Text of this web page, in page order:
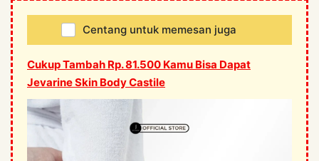
Centang untuk memesan juga
Cukup Tambah Rp. 81.500 Kamu Bisa Dapat
Jevarine Skin Body Castile